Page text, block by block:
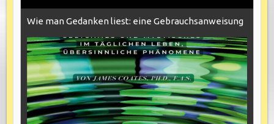
Wie man Gedanken liest: eine Gebrauchsanweisung